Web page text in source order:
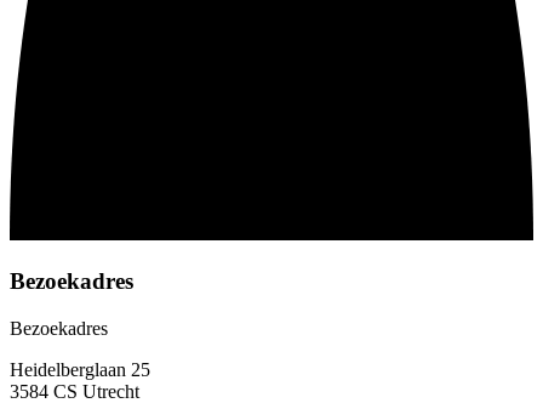
Bezoekadres
Bezoekadres
Heidelberglaan 25
3584 CS Utrecht